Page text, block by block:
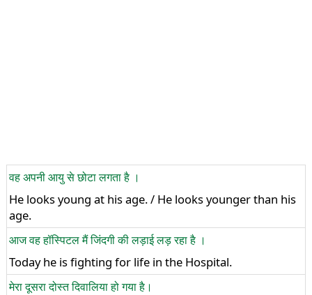
वह अपनी आयु से छोटा लगता है ।
He looks young at his age. / He looks younger than his
age.
आज वह हॉस्पिटल मैं जिंदगी की लड़ाई लड़ रहा है ।
Today he is fighting for life in the Hospital.
मेरा दूसरा दोस्त दिवालिया हो गया है।